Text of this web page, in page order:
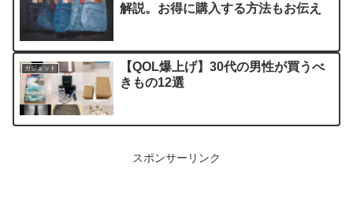
解説。お得に購入する方法もお伝え
ガジェット
【QOL爆上げ】30代の男性が買うべ
きもの12選
スポンサーリンク